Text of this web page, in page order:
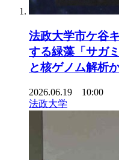
法政大学市ケ谷
する緑藻「サガ
と核ゲノム解析
2026.06.19 10:00
法政大学